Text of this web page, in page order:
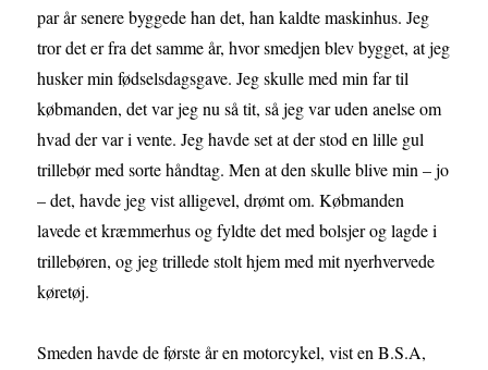
par år senere byggede han det, han kaldte maskinhus. Jeg
tror det er fra det samme år, hvor smedjen blev bygget, at jeg
husker min fødselsdagsgave. Jeg skulle med min far til
købmanden, det var jeg nu så tit, så jeg var uden anelse om
hvad der var i vente. Jeg havde set at der stod en lille gul
trillebør med sorte håndtag. Men at den skulle blive min – jo
– det, havde jeg vist alligevel, drømt om. Købmanden
lavede et kræmmerhus og fyldte det med bolsjer og lagde i
trillebøren, og jeg trillede stolt hjem med mit nyerhvervede
køretøj.
Smeden havde de første år en motorcykel, vist en B.S.A,